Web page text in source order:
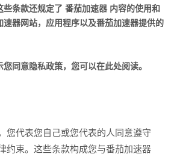
条款还规定了 番茄加速器 内容的使用和
速器网站，应用程序以及番茄加速器提供的
同意隐私政策，您可以在此处阅读。
您代表您自己或您代表的人同意遵守
约束。这些条款构成您与番茄加速器